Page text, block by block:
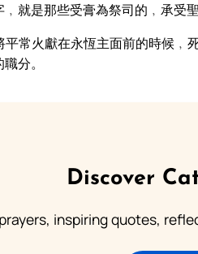
就是那些受膏為祭司的﹐承受
常火獻在永恆主面前的時候﹐
分。
Discover
inspiring quotes,